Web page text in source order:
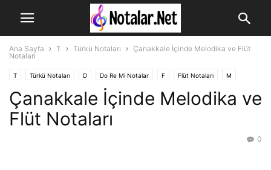
Ana Sayfa T Türkü Notaları
Çanakkale İçinde Melodika ve Flüt
Notaları
T Türkü Notaları D Do Re Mi Notalar F Flüt Notaları M
Melodika Notaları
Çanakkale İçinde Melodika ve
Flüt Notaları
0